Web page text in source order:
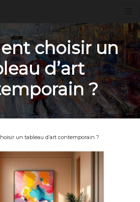
choisir un
d’art
?
un tableau d’art contemporain ?